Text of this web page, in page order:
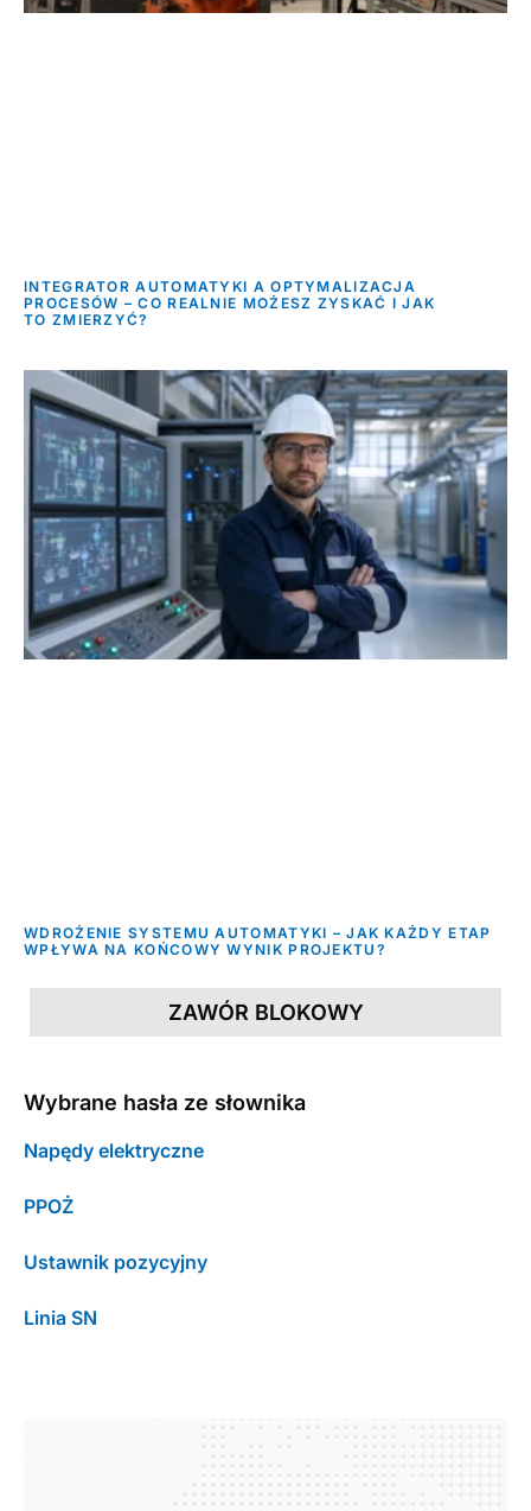
INTEGRATOR AUTOMATYKI A OPTYMALIZACJA
PROCESÓW – CO REALNIE MOŻESZ ZYSKAĆ I JAK
TO ZMIERZYĆ?
WDROŻENIE SYSTEMU AUTOMATYKI – JAK KAŻDY ETAP
WPŁYWA NA KOŃCOWY WYNIK PROJEKTU?
ZAWÓR BLOKOWY
Wybrane hasła ze słownika
Napędy elektryczne
PPOŻ
Ustawnik pozycyjny
Linia SN